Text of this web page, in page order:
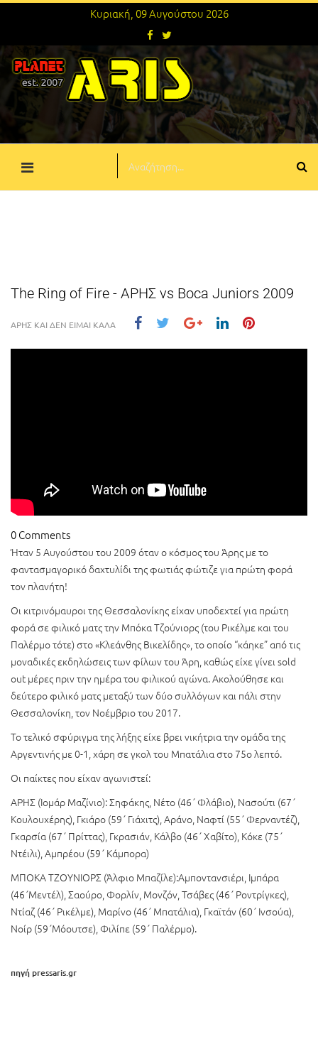
Κυριακή, 09 Αυγούστου 2026
The Ring of Fire - ΑΡΗΣ vs Boca Juniors 2009
ΑΡΗΣ ΚΑΙ ΔΕΝ ΕΙΜΑΙ ΚΑΛΑ
0 Comments
Ήταν 5 Αυγούστου του 2009 όταν o κόσμος του Άρης με το
φαντασμαγορικό δαχτυλίδι της φωτιάς φώτιζε για πρώτη φορά
τον πλανήτη!
Οι κιτρινόμαυροι της Θεσσαλονίκης είχαν υποδεχτεί για πρώτη
φορά σε φιλικό ματς την Μπόκα Τζούνιορς (του Ρικέλμε και του
Παλέρμο τότε) στο «Κλεάνθης Βικελίδης», το οποίο “κάηκε” από τις
μοναδικές εκδηλώσεις των φίλων του Άρη, καθώς είχε γίνει sold
out μέρες πριν την ημέρα του φιλικού αγώνα. Aκολούθησε και
δεύτερο φιλικό ματς μεταξύ των δύο συλλόγων και πάλι στην
Θεσσαλονίκη, τον Νοέμβριο του 2017.
Το τελικό σφύριγμα της λήξης είχε βρει νικήτρια την ομάδα της
Αργεντινής με 0-1, χάρη σε γκολ του Μπατάλια στο 75ο λεπτό.
Οι παίκτες που είχαν αγωνιστεί:
ΑΡΗΣ (Ιομάρ Μαζίνιο): Σηφάκης, Νέτο (46΄ Φλάβιο), Νασούτι (67΄
Κουλουχέρης), Γκιάρο (59΄ Γιάχιτς), Αράνο, Ναφτί (55΄ Φερναντέζ),
Γκαρσία (67΄ Πρίττας), Γκρασιάν, Κάλβο (46΄ Χαβίτο), Κόκε (75΄
Ντέιλι), Αμπρέου (59΄ Κάμπορα)
MΠΟΚΑ ΤΖΟΥΝΙΟΡΣ (Άλφιο Μπαζίλε):Αμποντανσιέρι, Ιμπάρα
(46΄Μεντέλ), Σαούρο, Φορλίν, Μονζόν, Τσάβες (46΄ Ροντρίγκες),
Ντίαζ (46΄ Ρικέλμε), Μαρίνο (46΄ Μπατάλια), Γκαϊτάν (60΄ Ινσούα),
Νοίρ (59΄Μόουτσε), Φιλίπε (59΄ Παλέρμο).
πηγή pressaris.gr